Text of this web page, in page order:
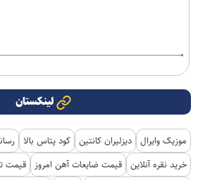
لینکستان
موزیک وایرال دیزلیران کانتین کود پتاس بالا
خرید نقره آنلاین قیمت ضایعات آهن امروز
قیمت